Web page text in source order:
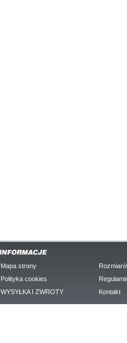
Mapa strony
Polityka cookies
WYSYŁKA I ZWROTY
Kontakt